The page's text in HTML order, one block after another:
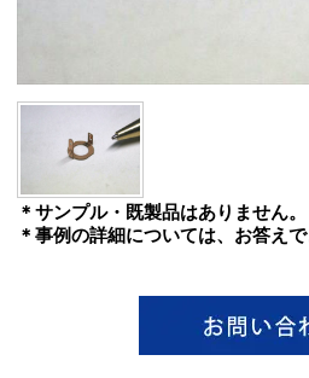
＊サンプル・既製品はありません。
＊事例の詳細については、お答えで